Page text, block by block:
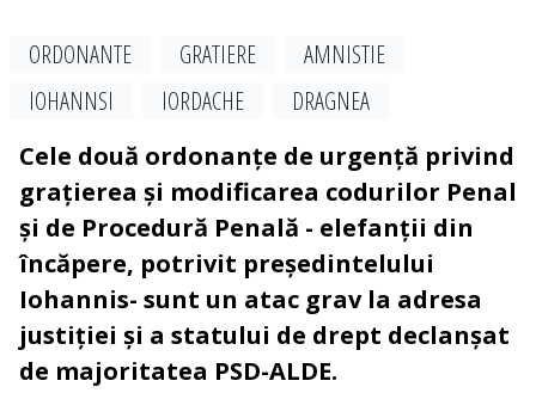
ORDONANTE GRATIERE
AMNISTIE
IOHANNSI
IORDACHE
DRAGNEA
Cele două ordonanțe de urgență privind
grațierea și modificarea codurilor Penal
și de Procedură Penală - elefanții din
încăpere, potrivit președintelului
Iohannis- sunt un atac grav la adresa
justiției și a statului de drept declanșat
de majoritatea PSD-ALDE.